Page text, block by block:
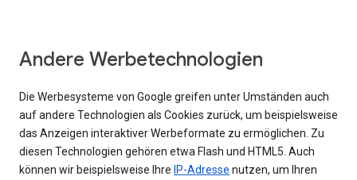
Andere Werbetechnologien
Die Werbesysteme von Google greifen unter Umständen auch
auf andere Technologien als Cookies zurück, um beispielsweise
das Anzeigen interaktiver Werbeformate zu ermöglichen. Zu
diesen Technologien gehören etwa Flash und HTML5. Auch
können wir beispielsweise Ihre IP-Adresse nutzen, um Ihren